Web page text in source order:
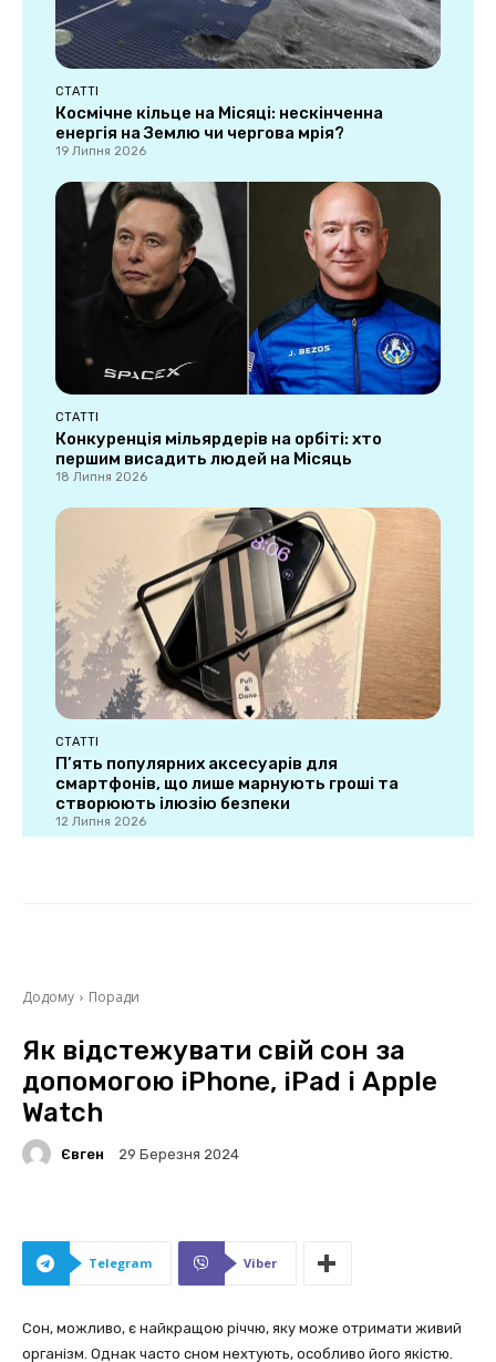
СТАТТІ
Космічне кільце на Місяці: нескінченна
енергія на Землю чи чергова мрія?
19 Липня 2026
СТАТТІ
Конкуренція мільярдерів на орбіті: хто
першим висадить людей на Місяць
18 Липня 2026
СТАТТІ
П’ять популярних аксесуарів для
смартфонів, що лише марнують гроші та
створюють ілюзію безпеки
12 Липня 2026